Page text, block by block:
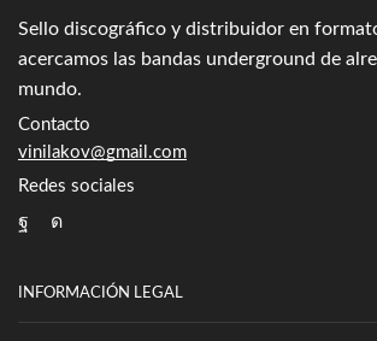
Sello discográfico y distribuidor en
acercamos las bandas underground de
mundo.
Contacto
vinilakov@gmail.com
Redes sociales
Facebook
Instagram
INFORMACIÓN LEGAL